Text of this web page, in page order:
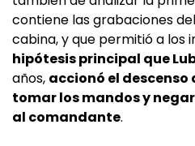
contiene las grabaciones
cabina, y que permitió a los
hipótesis principal que
años, accionó el descenso
tomar los mandos y
al comandante.